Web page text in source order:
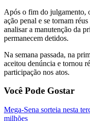
Após o fim do julgamento,
ação penal e se tornam
analisar a manutenção da
permanecem detidos.
Na semana passada, na
aceitou denúncia e tornou
participação nos atos.
Você Pode Gostar
Mega-Sena sorteia nesta
milhões